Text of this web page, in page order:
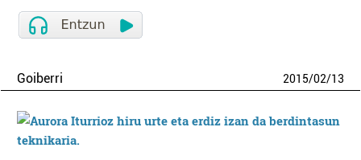
Goiberri 2015/02/13